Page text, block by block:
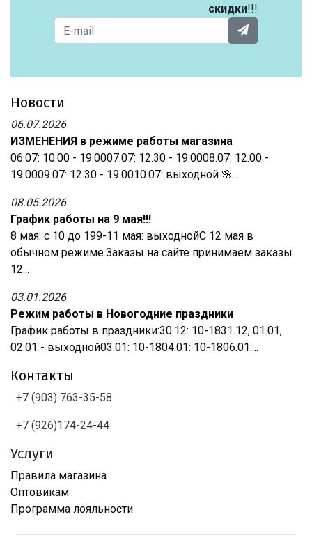
скидки!!!
Новости
06.07.2026
ИЗМЕНЕНИЯ в режиме работы магазина
06.07: 10.00 - 19.0007.07: 12.30 - 19.0008.07: 12.00 -
19.0009.07: 12.30 - 19.0010.07: выходной 🌸...
08.05.2026
График работы на 9 мая!!!
8 мая: с 10 до 199-11 мая: выходнойС 12 мая в
обычном режиме.Заказы на сайте принимаем заказы
12...
03.01.2026
Режим работы в Новогодние праздники
График работы в праздники:30.12: 10-1831.12, 01.01,
02.01 - выходной03.01: 10-1804.01: 10-1806.01:...
Контакты
+7 (903) 763-35-58
+7 (926)174-24-44
Услуги
Правила магазина
Оптовикам
Программа лояльности